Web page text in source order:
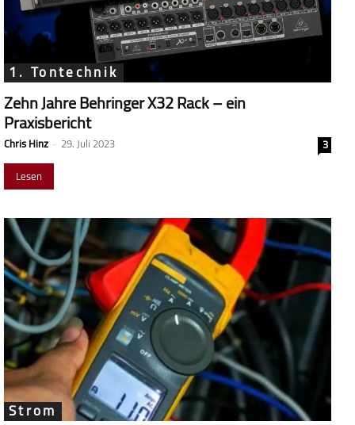
1. Tontechnik
Zehn Jahre Behringer X32 Rack – ein
Praxisbericht
Chris Hinz - 29. Juli 2023
3
Lesen
Strom